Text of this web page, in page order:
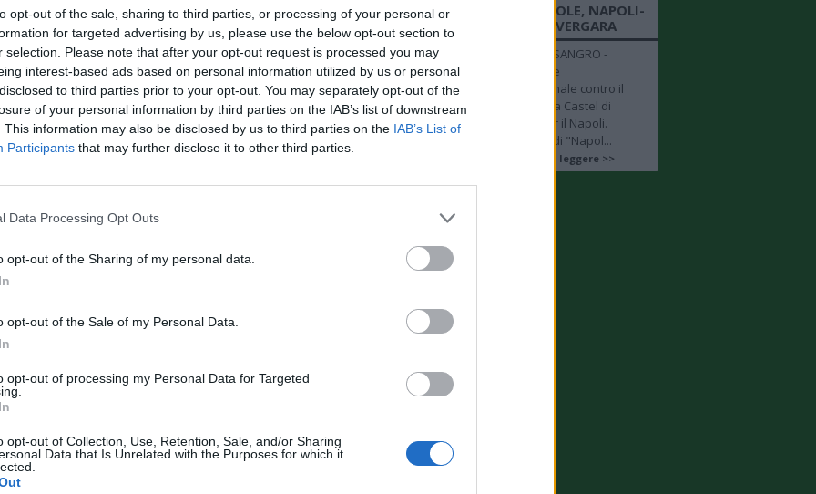
opt-out of the sale, sharing to third parties, or processing of your personal or
for targeted advertising by us, please use the below opt-out section to
selection. Please note that after your opt-out request is processed you may
interest-based ads based on personal information utilized by us or personal
to third parties prior to your opt-out. You may separately opt-out of the
of your personal information by third parties on the IAB’s list of downstream
This information may also be disclosed by us to third parties on the IAB’s List of
Participants that may further disclose it to other third parties.
Data Processing Opt Outs
opt-out of the Sharing of my personal data.
opt-out of the Sale of my Personal Data.
opt-out of processing my Personal Data for Targeted
opt-out of Collection, Use, Retention, Sale, and/or Sharing
Data that Is Unrelated with the Purposes for which it
più spettacolo in campo. Il VAR è uno strumento
pensare a quel famoso 2018".
TUTTI IN RETE
17.07 16:01 - L’APPROFONDIMENTO -
FOTO SHOW NM - AMICHEVOLE, NAPOLI-
CELTA VIGO: FOCUS SU VERGARA
CASTEL DI SANGRO -
Amichevole
internazionale contro il
Celta Vigo a Castel di
Sangro per il Napoli.
Nelle foto di "Napol...
Continua a leggere >>